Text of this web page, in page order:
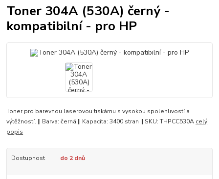
Toner 304A (530A) černý -
kompatibilní - pro HP
Toner pro barevnou laserovou tiskárnu s vysokou spolehlivostí a
výtěžností. || Barva: černá || Kapacita: 3400 stran || SKU: THPCC530A celý
popis
Dostupnost do 2 dnů